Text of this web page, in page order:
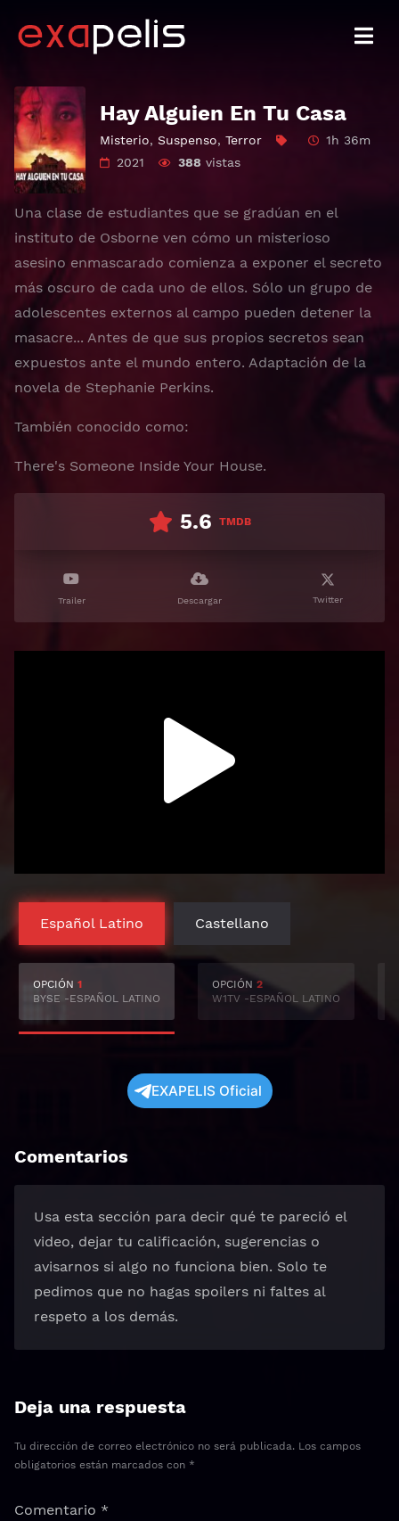
Hay Alguien En Tu Casa
Misterio, Suspenso, Terror
1h 36m
2021
388 vistas
Una clase de estudiantes que se gradúan en el
instituto de Osborne ven cómo un misterioso
asesino enmascarado comienza a exponer el secreto
más oscuro de cada uno de ellos. Sólo un grupo de
adolescentes externos al campo pueden detener la
masacre... Antes de que sus propios secretos sean
expuestos ante el mundo entero. Adaptación de la
novela de Stephanie Perkins.
También conocido como:
There's Someone Inside Your House.
5.6 TMDB
Trailer Descargar Twitter
Español Latino Castellano
OPCIÓN 1
BYSE -ESPAÑOL LATINO
OPCIÓN 2
W1TV -ESPAÑOL LATINO
EXAPELIS Oficial
Comentarios
Usa esta sección para decir qué te pareció el
video, dejar tu calificación, sugerencias o
avisarnos si algo no funciona bien. Solo te
pedimos que no hagas spoilers ni faltes al
respeto a los demás.
Deja una respuesta
Tu dirección de correo electrónico no será publicada. Los campos
obligatorios están marcados con *
Comentario *